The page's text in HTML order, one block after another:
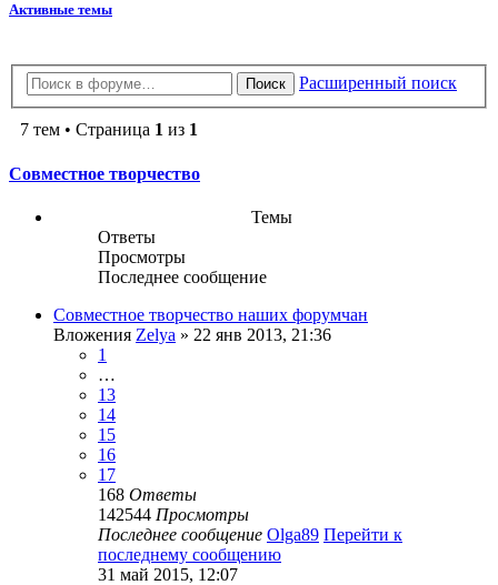
Активные темы
Поиск Расширенный поиск
7 тем • Страница 1 из 1
Совместное творчество
Темы
Ответы
Просмотры
Последнее сообщение
Совместное творчество наших форумчан
Вложения Zelya » 22 янв 2013, 21:36
1
…
13
14
15
16
17
168 Ответы
142544 Просмотры
Последнее сообщение Olga89 Перейти к
последнему сообщению
31 май 2015, 12:07